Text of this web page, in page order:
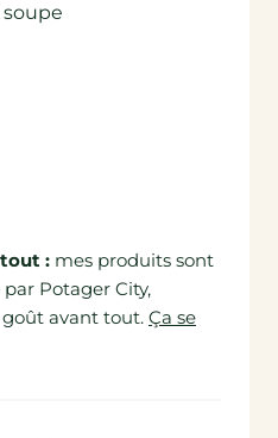
soupe
: mes produits sont
Potager City,
avant tout. Ça se